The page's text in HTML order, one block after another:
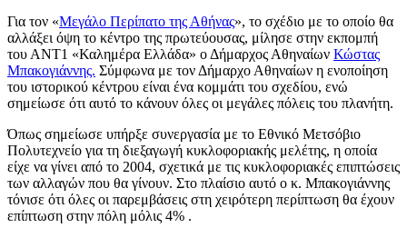
Για τον «Μεγάλο Περίπατο της Αθήνας», το σχέδιο με το οποίο θα
αλλάξει όψη το κέντρο της πρωτεύουσας, μίλησε στην εκπομπή
του ΑΝΤ1 «Καλημέρα Ελλάδα» ο Δήμαρχος Αθηναίων Κώστας
Μπακογιάννης. Σύμφωνα με τον Δήμαρχο Αθηναίων η ενοποίηση
του ιστορικού κέντρου είναι ένα κομμάτι του σχεδίου, ενώ
σημείωσε ότι αυτό το κάνουν όλες οι μεγάλες πόλεις του πλανήτη.
Όπως σημείωσε υπήρξε συνεργασία με το Εθνικό Μετσόβιο
Πολυτεχνείο για τη διεξαγωγή κυκλοφοριακής μελέτης, η οποία
είχε να γίνει από το 2004, σχετικά με τις κυκλοφοριακές επιπτώσεις
των αλλαγών που θα γίνουν. Στο πλαίσιο αυτό ο κ. Μπακογιάννης
τόνισε ότι όλες οι παρεμβάσεις στη χειρότερη περίπτωση θα έχουν
επίπτωση στην πόλη μόλις 4% .